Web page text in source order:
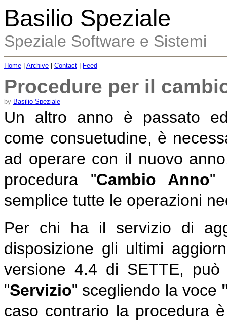
Basilio Speziale
Speziale Software e Sistemi
Home Archive Contact Feed
Procedure per il
by Basilio Speziale
Un altro anno è passato
come consuetudine, è
ad operare con il nuovo
procedura "Cambio Anno"
semplice tutte le operazioni
Per chi ha il servizio di
disposizione gli ultimi
versione 4.4 di SETTE,
"Servizio" scegliendo la voce
caso contrario la procedura